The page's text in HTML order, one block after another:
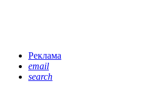
Реклама
email
search